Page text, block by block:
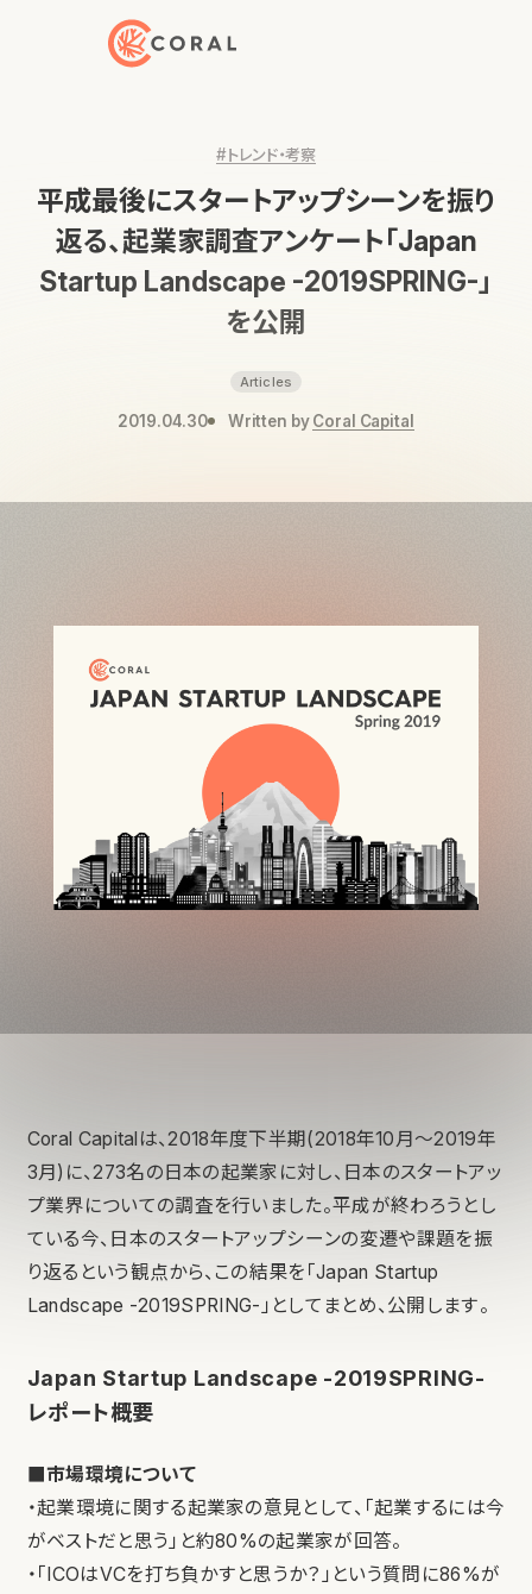
トップページへ戻る
#トレンド・考察
平成最後にスタートアップシーンを振り
返る、起業家調査アンケート「Japan
Startup Landscape -2019SPRING-」
を公開
Articles
2019.04.30 Written byCoral Capital
Coral Capitalは、2018年度下半期(2018年10月〜2019年
3月)に、273名の日本の起業家に対し、日本のスタートアッ
プ業界についての調査を行いました。平成が終わろうとし
ている今、日本のスタートアップシーンの変遷や課題を振
り返るという観点から、この結果を「Japan Startup
Landscape -2019SPRING-」としてまとめ、公開します。
Japan Startup Landscape -2019SPRING-
レポート概要
■市場環境について
・起業環境に関する起業家の意見として、「起業するには今
がベストだと思う」と約80%の起業家が回答。
・「ICOはVCを打ち負かすと思うか？」という質問に86%が